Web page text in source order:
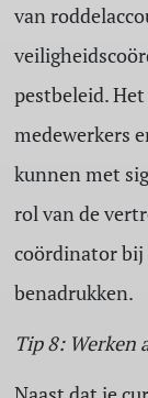
van
pestbeleid.
medewerkers
kunnen met
rol van de
coördinator bij
benadrukken.
Tip 8: Werken